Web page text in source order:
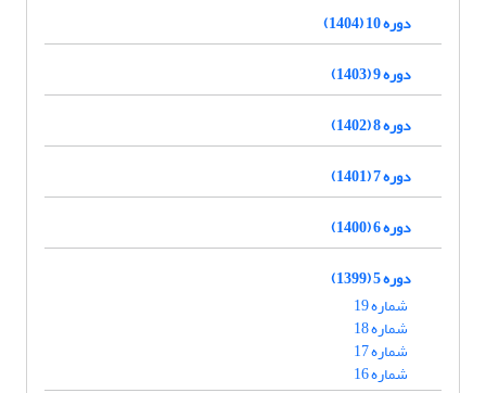
دوره 10 (1404)
دوره 9 (1403)
دوره 8 (1402)
دوره 7 (1401)
دوره 6 (1400)
دوره 5 (1399)
شماره 19
شماره 18
شماره 17
شماره 16